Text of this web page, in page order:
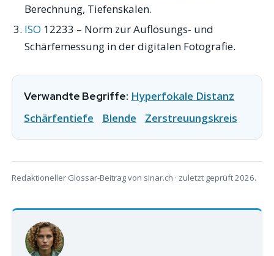
Berechnung, Tiefenskalen.
ISO 12233 – Norm zur Auflösungs- und
Schärfemessung in der digitalen Fotografie.
Verwandte Begriffe: Hyperfokale Distanz
Schärfentiefe
Blende Zerstreuungskreis
Redaktioneller Glossar-Beitrag von sinar.ch · zuletzt geprüft 2026.